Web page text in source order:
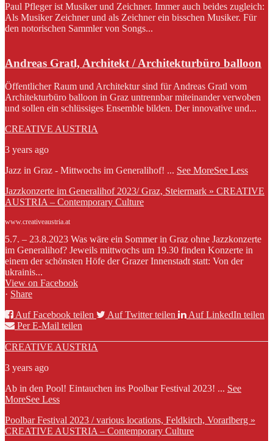
Paul Pfleger ist Musiker und Zeichner. Immer auch beides zugleich:
Als Musiker Zeichner und als Zeichner ein bisschen Musiker. Für
den notorischen Sammler von Songs...
Andreas Gratl, Architekt / Architekturbüro balloon
Öffentlicher Raum und Architektur sind für Andreas Gratl vom
Architekturbüro balloon in Graz untrennbar miteinander verwoben
und sollen ein schlüssiges Ensemble bilden. Der innovative und...
CREATIVE AUSTRIA
3 years ago
Jazz in Graz - Mittwochs im Generalihof! ... See MoreSee Less
Jazzkonzerte im Generalihof 2023/ Graz, Steiermark » CREATIVE
AUSTRIA – Contemporary Culture
www.creativeaustria.at
5.7. – 23.8.2023 Was wäre ein Sommer in Graz ohne Jazzkonzerte
im Generalihof? Jeweils mittwochs um 19.30 finden Konzerte in
einem der schönsten Höfe der Grazer Innenstadt statt: Von der
ukrainis...
View on Facebook
· Share
Auf Facebook teilen
Auf Twitter teilen
Auf LinkedIn teilen
Per E-Mail teilen
CREATIVE AUSTRIA
3 years ago
Ab in den Pool! Eintauchen ins Poolbar Festival 2023! ... See
MoreSee Less
Poolbar Festival 2023 / various locations, Feldkirch, Vorarlberg »
CREATIVE AUSTRIA – Contemporary Culture